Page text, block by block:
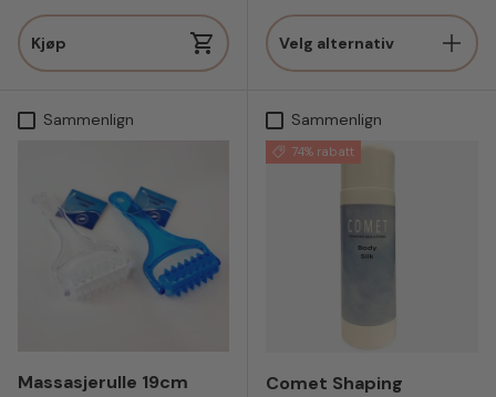
Kjøp Velg alternativ
Sammenlign
Massasjerulle 19cm
Sammenlign
74% rabatt
Comet Shaping